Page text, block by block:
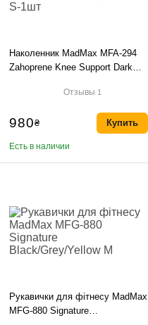
Наколенник MadMax MFA-294
Zahoprene Knee Support Dark
Отзывы 1
980₴
Есть в наличии
Купить
Рукавички для фітнесу MadMax
MFG-880 Signature